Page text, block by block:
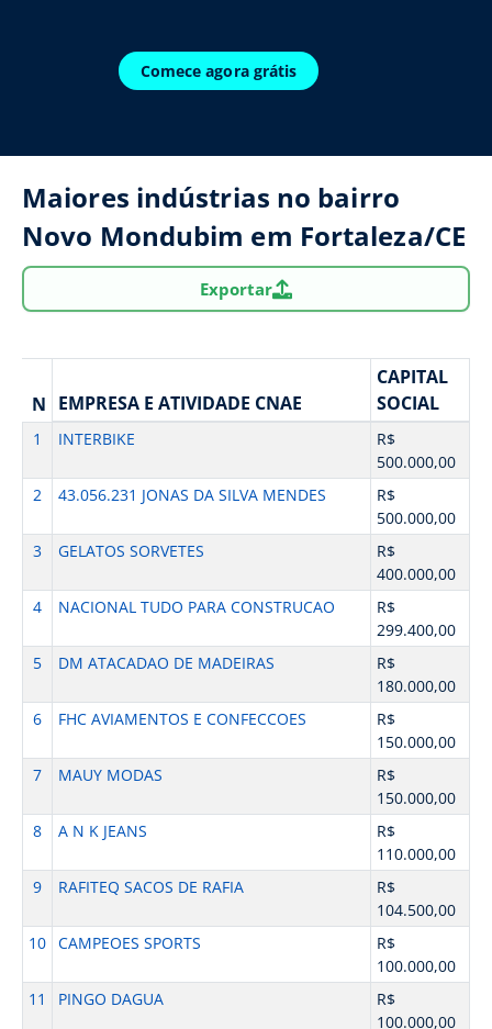
Comece agora grátis
Maiores indústrias no bairro
Novo Mondubim em Fortaleza/CE
Exportar
N EMPRESA E ATIVIDADE CNAE
CAPITAL
SOCIAL
1 INTERBIKE
R$
500.000,00
2
43.056.231 JONAS DA SILVA MENDES
R$
500.000,00
3
GELATOS SORVETES
R$
400.000,00
4
NACIONAL TUDO PARA CONSTRUCAO
R$
299.400,00
5
DM ATACADAO DE MADEIRAS
R$
180.000,00
6
FHC AVIAMENTOS E CONFECCOES
R$
150.000,00
7
MAUY MODAS
R$
150.000,00
8
A N K JEANS
R$
110.000,00
9
RAFITEQ SACOS DE RAFIA
R$
104.500,00
10 CAMPEOES SPORTS
R$
100.000,00
11
PINGO DAGUA
R$
100.000,00